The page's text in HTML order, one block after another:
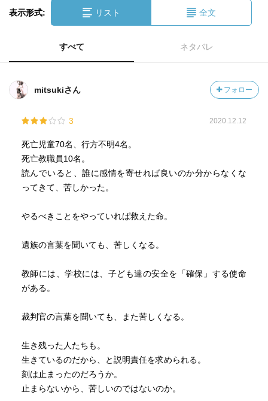
表示形式: リスト 全文
すべて ネタバレ
mitsukiさん フォロー
3 2020.12.12
死亡児童70名、行方不明4名。
死亡教職員10名。
読んでいると、誰に感情を寄せれば良いのか分からなくな
ってきて、苦しかった。
やるべきことをやっていれば救えた命。
遺族の言葉を聞いても、苦しくなる。
教師には、学校には、子ども達の安全を「確保」する使命
がある。
裁判官の言葉を聞いても、また苦しくなる。
生き残った人たちも。
生きているのだから、と説明責任を求められる。
刻は止まったのだろうか。
止まらないから、苦しいのではないのか。